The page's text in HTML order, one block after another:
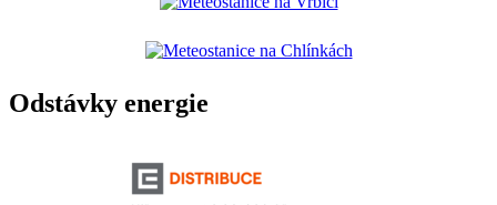
Odstávky energie